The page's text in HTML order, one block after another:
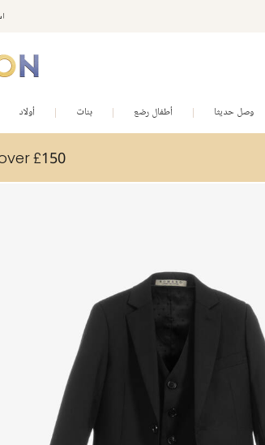
وصل حديثا أطفال رضع بنات أولاد
£150